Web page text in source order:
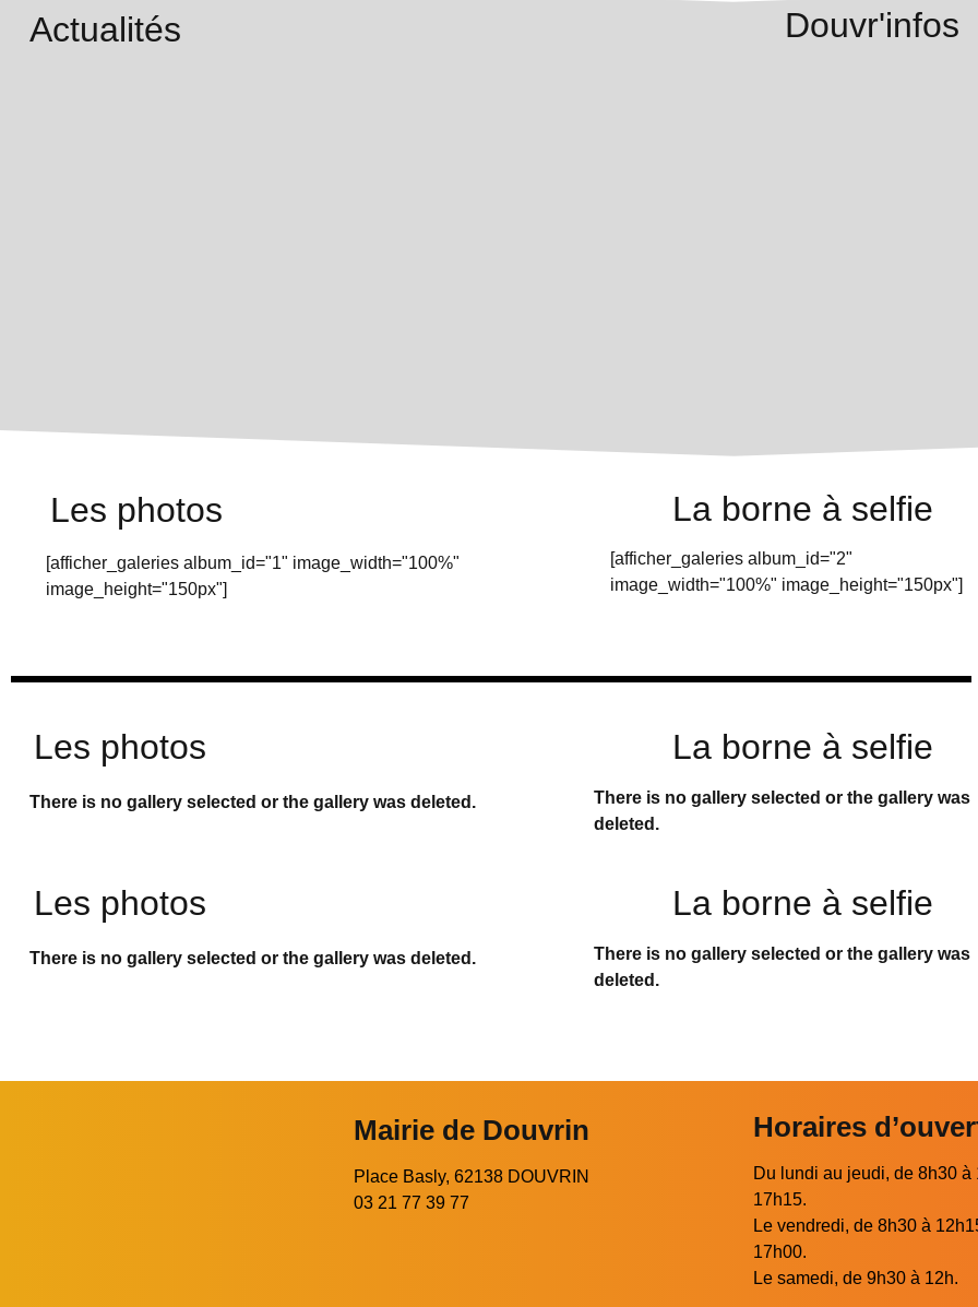
Actualités Douvr'infos
Les photos
[afficher_galeries album_id="1" image_width="100%"
image_height="150px"]
La borne à selfie
[afficher_galeries album_id="2"
image_width="100%" image_height="150px"]
Les photos
There is no gallery selected or the gallery was deleted.
La borne à selfie
There is no gallery selected or the gallery was
deleted.
Les photos
There is no gallery selected or the gallery was deleted.
La borne à selfie
There is no gallery selected or the gallery was
deleted.
Mairie de Douvrin
Place Basly, 62138 DOUVRIN
03 21 77 39 77
Horaires
Du lundi au jeudi, de 8h30
17h15.
Le vendredi, de 8h30 à
17h00.
Le samedi, de 9h30 à 12h.